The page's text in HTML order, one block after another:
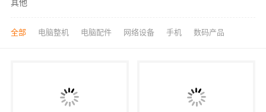
其他
全部 电脑整机 电脑配件 网络设备 手机 数码产品